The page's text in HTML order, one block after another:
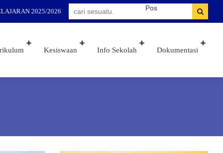
2025/2026
Kesiswaan Info Sekolah Dokumentasi